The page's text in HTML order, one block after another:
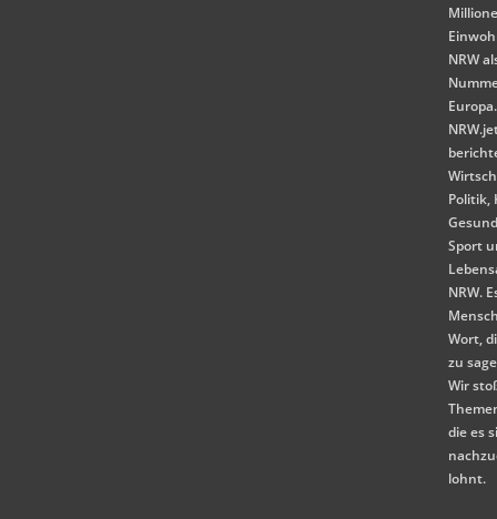
NRW
Europa.
Politik,
Sport
NRW.
Wort,
zu
Wir
die es
lohnt.